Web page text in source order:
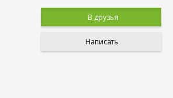
В друзья
Написать